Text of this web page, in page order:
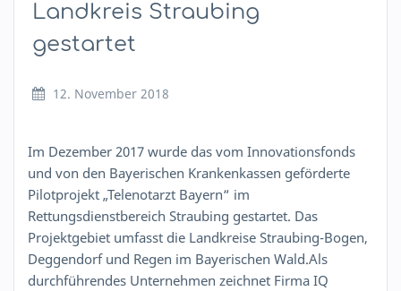
Landkreis Straubing
gestartet
12. November 2018
Im Dezember 2017 wurde das vom Innovationsfonds
und von den Bayerischen Krankenkassen geförderte
Pilotprojekt „Telenotarzt Bayern“ im
Rettungsdienstbereich Straubing gestartet. Das
Projektgebiet umfasst die Landkreise Straubing-Bogen,
Deggendorf und Regen im Bayerischen Wald.Als
durchführendes Unternehmen zeichnet Firma IQ